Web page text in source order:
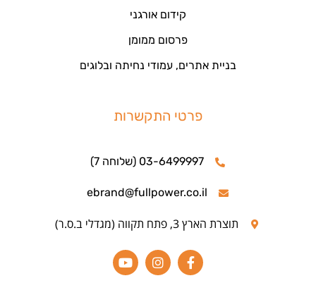
קידום אורגני
פרסום ממומן
בניית אתרים, עמודי נחיתה ובלוגים
פרטי התקשרות
03-6499997 (שלוחה 7)
ebrand@fullpower.co.il
תוצרת הארץ 3, פתח תקווה (מגדלי ב.ס.ר)